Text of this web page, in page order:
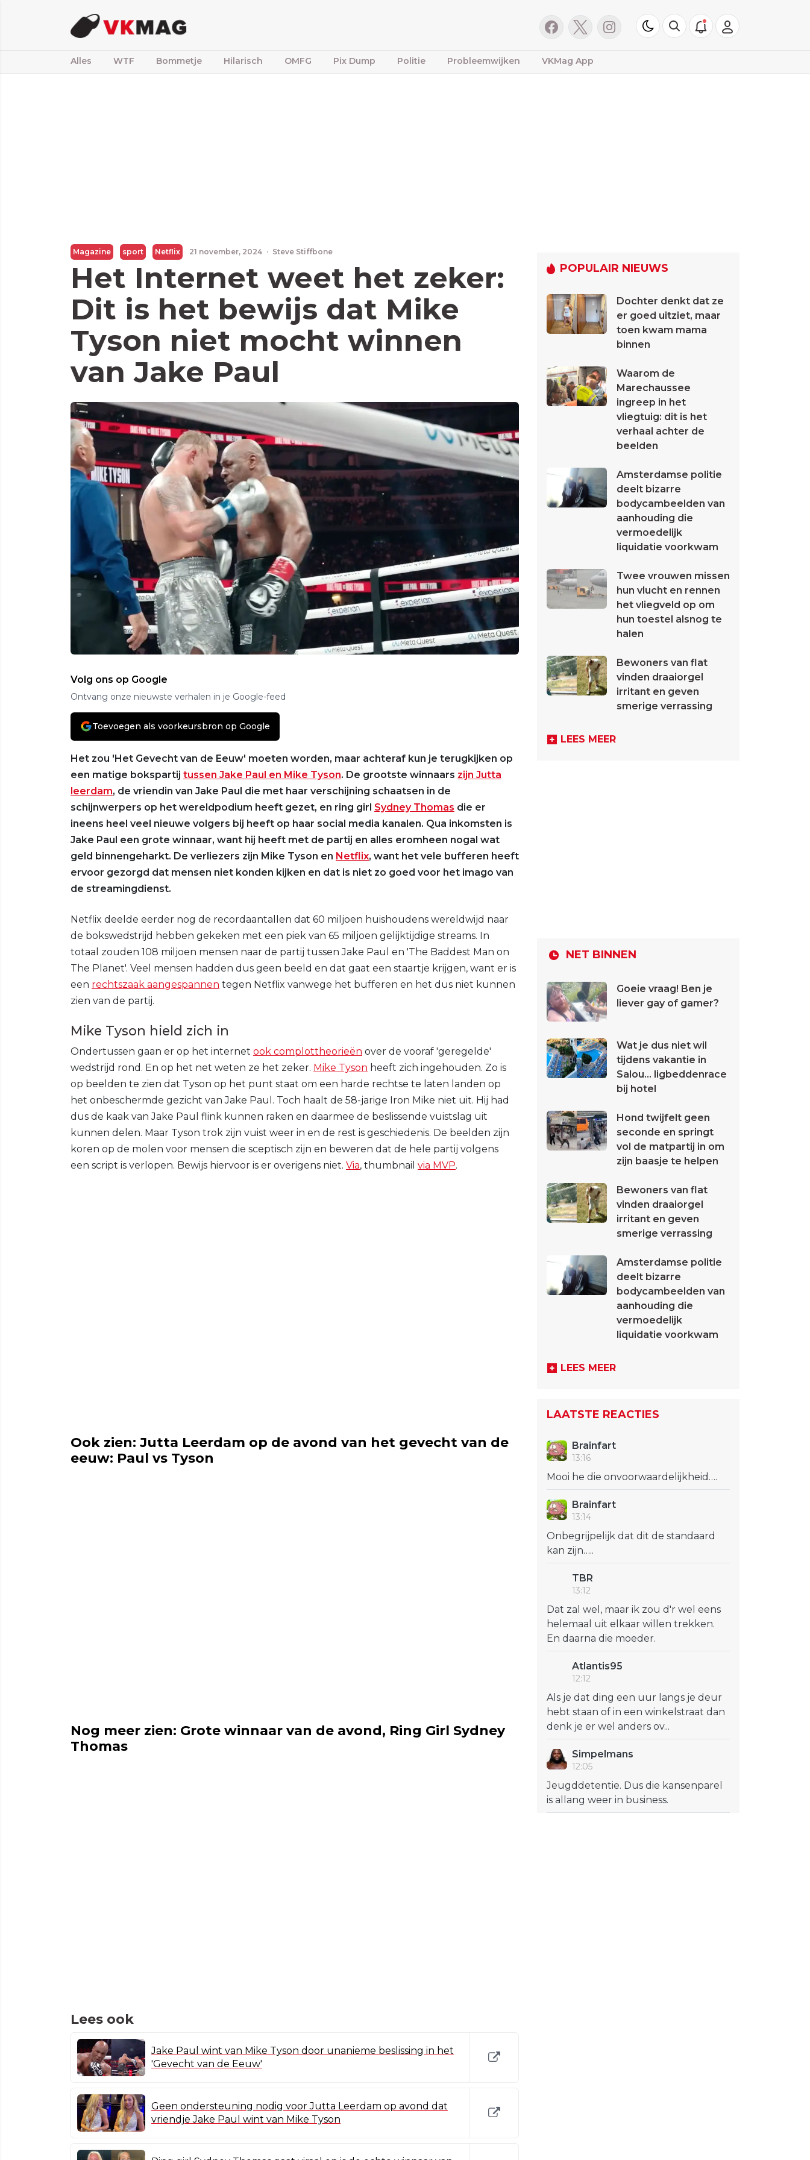
Alles WTF Bommetje Hilarisch OMFG Pix Dump Politie Probleemwijken VKMag App
Magazine sport Netflix 21 november, 2024 · Steve Stiffbone
Het Internet weet het zeker:
Dit is het bewijs dat Mike
Tyson niet mocht winnen
van Jake Paul
Volg ons op Google
Ontvang onze nieuwste verhalen in je Google-feed
Toevoegen als voorkeursbron op Google
Het zou 'Het Gevecht van de Eeuw' moeten worden, maar achteraf kun je terugkijken op
een matige bokspartij tussen Jake Paul en Mike Tyson. De grootste winnaars zijn Jutta
leerdam, de vriendin van Jake Paul die met haar verschijning schaatsen in de
schijnwerpers op het wereldpodium heeft gezet, en ring girl Sydney Thomas die er
ineens heel veel nieuwe volgers bij heeft op haar social media kanalen. Qua inkomsten is
Jake Paul een grote winnaar, want hij heeft met de partij en alles eromheen nogal wat
geld binnengeharkt. De verliezers zijn Mike Tyson en Netflix, want het vele bufferen heeft
ervoor gezorgd dat mensen niet konden kijken en dat is niet zo goed voor het imago van
de streamingdienst.
Netflix deelde eerder nog de recordaantallen dat 60 miljoen huishoudens wereldwijd naar
de bokswedstrijd hebben gekeken met een piek van 65 miljoen gelijktijdige streams. In
totaal zouden 108 miljoen mensen naar de partij tussen Jake Paul en 'The Baddest Man on
The Planet'. Veel mensen hadden dus geen beeld en dat gaat een staartje krijgen, want er is
een rechtszaak aangespannen tegen Netflix vanwege het bufferen en het dus niet kunnen
zien van de partij.
Mike Tyson hield zich in
Ondertussen gaan er op het internet ook complottheorieën over de vooraf 'geregelde'
wedstrijd rond. En op het net weten ze het zeker. Mike Tyson heeft zich ingehouden. Zo is
op beelden te zien dat Tyson op het punt staat om een harde rechtse te laten landen op
het onbeschermde gezicht van Jake Paul. Toch haalt de 58-jarige Iron Mike niet uit. Hij had
dus de kaak van Jake Paul flink kunnen raken en daarmee de beslissende vuistslag uit
kunnen delen. Maar Tyson trok zijn vuist weer in en de rest is geschiedenis. De beelden zijn
koren op de molen voor mensen die sceptisch zijn en beweren dat de hele partij volgens
een script is verlopen. Bewijs hiervoor is er overigens niet. Via, thumbnail via MVP.
Ook zien: Jutta Leerdam op de avond van het gevecht van de
eeuw: Paul vs Tyson
Nog meer zien: Grote winnaar van de avond, Ring Girl Sydney
Thomas
Lees ook
Jake Paul wint van Mike Tyson door unanieme beslissing in het
'Gevecht van de Eeuw'
Geen ondersteuning nodig voor Jutta Leerdam op avond dat
vriendje Jake Paul wint van Mike Tyson
POPULAIR NIEUWS
Dochter denkt dat ze
er goed uitziet, maar
toen kwam mama
binnen
Waarom de
Marechaussee
ingreep in het
vliegtuig: dit is het
verhaal achter de
beelden
Amsterdamse politie
deelt bizarre
bodycambeelden van
aanhouding die
vermoedelijk
liquidatie voorkwam
Twee vrouwen missen
hun vlucht en rennen
het vliegveld op om
hun toestel alsnog te
halen
Bewoners van flat
vinden draaiorgel
irritant en geven
smerige verrassing
LEES MEER
NET BINNEN
Goeie vraag! Ben je
liever gay of gamer?
Wat je dus niet wil
tijdens vakantie in
Salou... ligbeddenrace
bij hotel
Hond twijfelt geen
seconde en springt
vol de matpartij in om
zijn baasje te helpen
Bewoners van flat
vinden draaiorgel
irritant en geven
smerige verrassing
Amsterdamse politie
deelt bizarre
bodycambeelden van
aanhouding die
vermoedelijk
liquidatie voorkwam
LEES MEER
LAATSTE REACTIES
Brainfart
13:16
Mooi he die onvoorwaardelijkheid….
Brainfart
13:14
Onbegrijpelijk dat dit de standaard
kan zijn…..
TBR
13:12
Dat zal wel, maar ik zou d'r wel eens
helemaal uit elkaar willen trekken.
En daarna die moeder.
Atlantis95
12:12
Als je dat ding een uur langs je deur
hebt staan of in een winkelstraat dan
denk je er wel anders ov...
Simpelmans
12:05
Jeugddetentie. Dus die kansenparel
is allang weer in business.